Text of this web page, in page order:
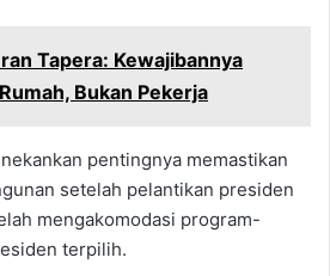
Tapera: Kewajibannya
Bukan Pekerja
pentingnya memastikan
setelah pelantikan presiden
mengakomodasi program-
terpilih.